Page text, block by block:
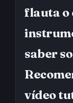
flauta o
saber
vídeo